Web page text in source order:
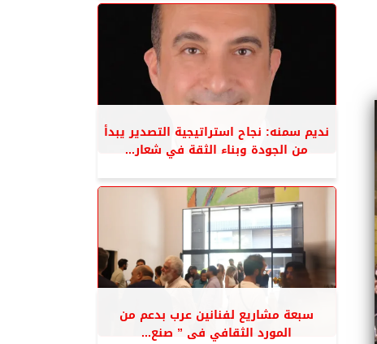
نديم سمنه: نجاح استراتيجية التصدير يبدأ
من الجودة وبناء الثقة في شعار...
سبعة مشاريع لفنانين عرب بدعم من
المورد الثقافي فى ” صنع...